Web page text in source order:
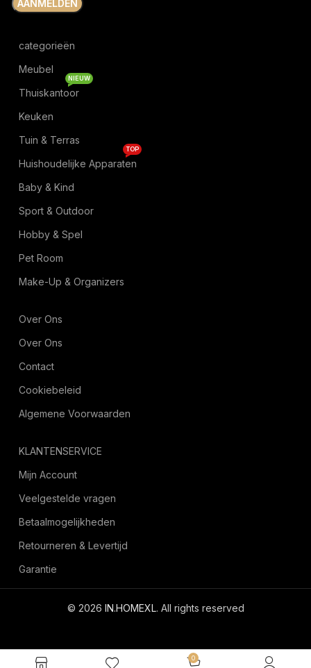
categorieën
Meubel
Thuiskantoor
NIEUW
Keuken
Tuin & Terras
Huishoudelijke Apparaten
TOP
Baby & Kind
Sport & Outdoor
Hobby & Spel
Pet Room
Make-Up & Organizers
Over Ons
Over Ons
Contact
Cookiebeleid
Algemene Voorwaarden
KLANTENSERVICE
Mijn Account
Veelgestelde vragen
Betaalmogelijkheden
Retourneren & Levertijd
Garantie
© 2026 IN.HOMEXL. All rights reserved
0